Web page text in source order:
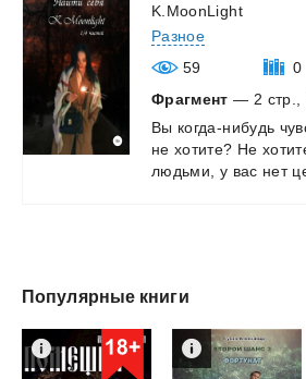
K.MoonLight
Разное
59
0
Фрагмент — 2 стр.,
Вы когда-нибудь
не хотите? Не
людьми,
у вас нет
Популярные книги